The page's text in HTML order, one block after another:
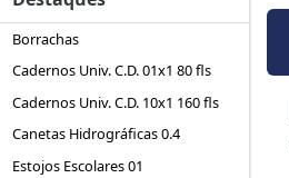
Borrachas
Cadernos Univ. C.D. 01x1 80 fls
Cadernos Univ. C.D. 10x1 160 fls
Canetas Hidrográficas 0.4
Estojos Escolares 01